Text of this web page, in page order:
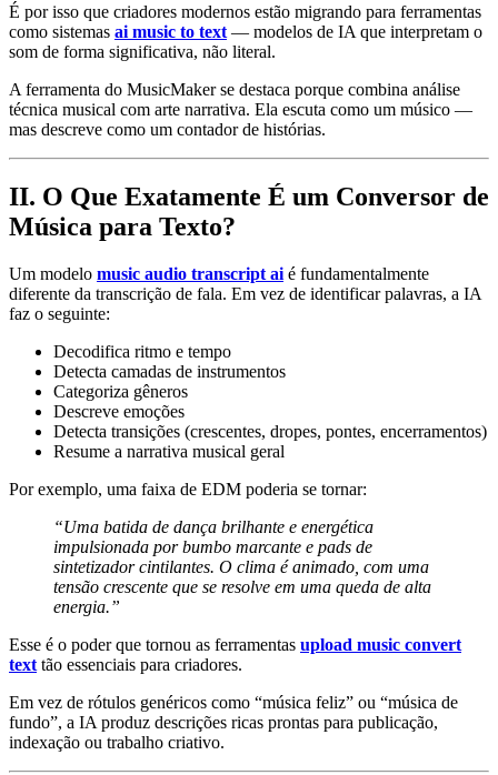
É por isso que criadores modernos estão migrando para ferramentas
como sistemas ai music to text — modelos de IA que interpretam o
som de forma significativa, não literal.
A ferramenta do MusicMaker se destaca porque combina análise
técnica musical com arte narrativa. Ela escuta como um músico —
mas descreve como um contador de histórias.
II. O Que Exatamente É um Conversor de
Música para Texto?
Um modelo music audio transcript ai é fundamentalmente
diferente da transcrição de fala. Em vez de identificar palavras, a IA
faz o seguinte:
Decodifica ritmo e tempo
Detecta camadas de instrumentos
Categoriza gêneros
Descreve emoções
Detecta transições (crescentes, dropes, pontes, encerramentos)
Resume a narrativa musical geral
Por exemplo, uma faixa de EDM poderia se tornar:
“Uma batida de dança brilhante e energética
impulsionada por bumbo marcante e pads de
sintetizador cintilantes. O clima é animado, com uma
tensão crescente que se resolve em uma queda de alta
energia.”
Esse é o poder que tornou as ferramentas upload music convert
text tão essenciais para criadores.
Em vez de rótulos genéricos como “música feliz” ou “música de
fundo”, a IA produz descrições ricas prontas para publicação,
indexação ou trabalho criativo.